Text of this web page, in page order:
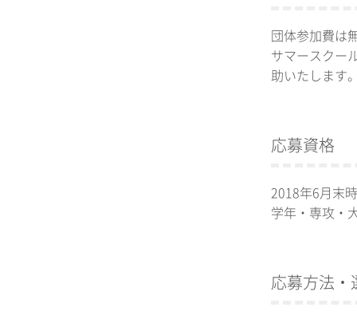
団体参加費は
サマースクー
助いたします
応募資格
2018年6月末
学年・専攻・
応募方法・